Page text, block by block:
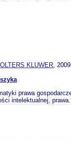
KLUWER,
prawa
intelektualnej,